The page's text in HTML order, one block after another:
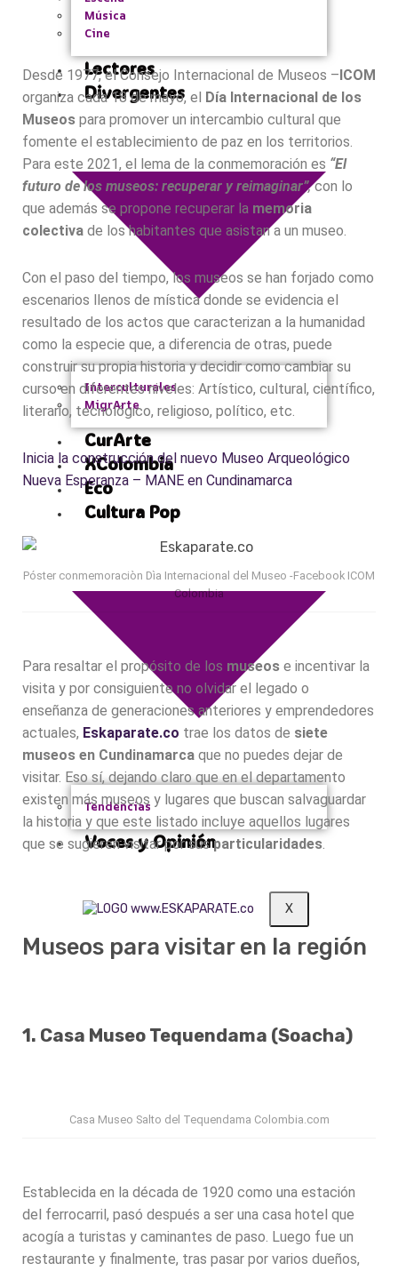
Música
Cine
Lectores
Divergentes
Interculturales
MigrArte
CurArte
XColombia
Eco
Cultura Pop
Tendencias
Voces y Opinión
X
Desde 1977, el Consejo Internacional de Museos – ICOM
organiza cada 18 de mayo, el
Día Internacional de los
Museos para promover un intercambio cultural que
fomente el establecimiento de paz en los territorios.
Para este 2021, el lema de la conmemoración es “El
futuro de los museos: recuperar y reimaginar”,con lo
que además se propone recuperar la memoria
colectiva de los habitantes que asistan a un museo.
Con el paso del tiempo, los museos se han forjado como
escenarios llenos de mística donde se evidencia el
resultado de los actos que caracterizan a la humanidad
como la especie que, a diferencia de otras, puede
construir su propia historia y decidir como cambiar su
curso en diferentes niveles: Artístico, cultural, científico,
literario, tecnológico, religioso, político, etc.
Inicia la construcción del nuevo Museo Arqueológico
Nueva Esperanza – MANE en Cundinamarca
Póster conmemoraciòn Dìa Internacional del Museo -Facebook ICOM
Colombia
Para resaltar el propósito de los museos e incentivar la
visita y por consiguiente no olvidar el legado o
enseñanza de generaciones anteriores y emprendedores
actuales, Eskaparate.co trae los datos de siete
museos en Cundinamarca que no puedes dejar de
visitar. Eso sí, dejando claro que en el departamento
existen más museos y lugares que buscan salvaguardar
la historia y que este listado incluye aquellos lugares
que se sugieren visitar por susparticularidades.
Museos para visitar en la región
1. Casa Museo Tequendama (Soacha)
Casa Museo Salto del Tequendama Colombia.com
Establecida en la década de 1920 como una estación
del ferrocarril, pasó después a ser una casa hotel que
acogía a turistas y caminantes de paso. Luego fue un
restaurante y finalmente, tras pasar por varios dueños,